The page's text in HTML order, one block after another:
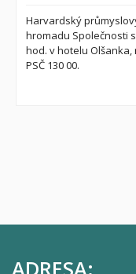
Harvardský
hromadu Společnosti
hod. v hotelu Olšanka,
PSČ 130 00.
ADRESA: